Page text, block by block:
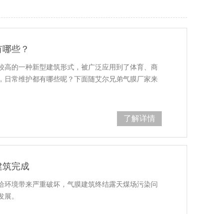
些？
高的一种新型建筑形式，被广泛应用到了体育、商
日常维护都有哪些呢？下面随艾尔兄弟气膜厂家来
了解详情
筑完成
环境带来严重破坏，气膜建筑终结露天煤场污染问
。